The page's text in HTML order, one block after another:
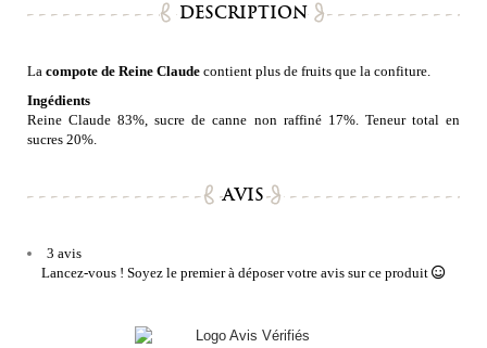
DESCRIPTION
La compote de Reine Claude contient plus de fruits que la confiture.
Ingédients
Reine Claude 83%, sucre de canne non raffiné 17%. Teneur total en
sucres 20%.
AVIS
3 avis
Lancez-vous ! Soyez le premier à déposer votre avis sur ce produit